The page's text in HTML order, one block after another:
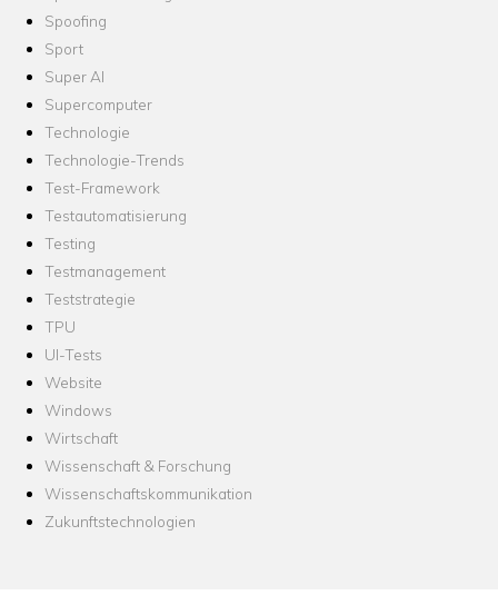
Spoofing
Sport
Super AI
Supercomputer
Technologie
Technologie-Trends
Test-Framework
Testautomatisierung
Testing
Testmanagement
Teststrategie
TPU
UI-Tests
Website
Windows
Wirtschaft
Wissenschaft & Forschung
Wissenschaftskommunikation
Zukunftstechnologien